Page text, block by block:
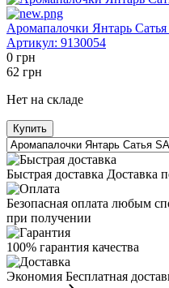
Аромапалочки Янтарь
Артикул: 9130054
0 грн
62 грн
Нет на складе
Купить
Быстрая доставка Доставка
Безопасная оплата любым
при получении
100% гарантия качества
Экономия Бесплатная